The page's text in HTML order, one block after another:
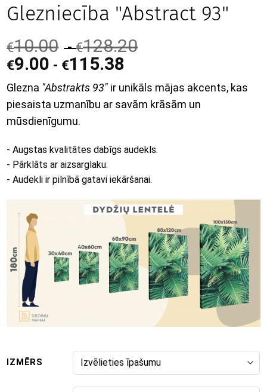
Glezniecība "Abstract 93"
€10.00 -€128.20
€9.00 - €115.38
Glezna "Abstrakts 93" ir unikāls mājas akcents, kas
piesaista uzmanību ar savām krāsām un
mūsdienīgumu.
- Augstas kvalitātes dabīgs audekls.
- Pārklāts ar aizsarglaku.
- Audekli ir pilnībā gatavi iekāršanai.
IZMĒRS